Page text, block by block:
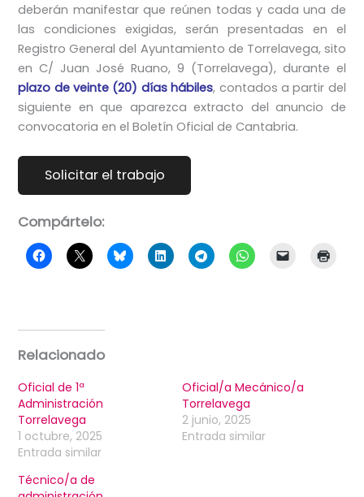
deberán manifestar que reúnen todas y cada una de
las condiciones exigidas, serán presentadas en el
Registro General del Ayuntamiento de Torrelavega, sito
en C/ Juan José Ruano, 9 (Torrelavega), durante el
plazo de veinte (20) días hábiles, contados a partir del
siguiente en que aparezca extracto del anuncio de
convocatoria en el Boletín Oficial de Cantabria.
Compártelo:
Relacionado
Oficial de 1ª
Administración
Torrelavega
1 octubre, 2025
Entrada similar
Oficial/a Mecánico/a
Torrelavega
2 junio, 2025
Entrada similar
Técnico/a de